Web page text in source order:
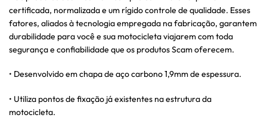
certificada, normalizada e um rígido controle de qualidade. Esses
fatores, aliados à tecnologia empregada na fabricação, garantem
durabilidade para você e sua motocicleta viajarem com toda
segurança e confiabilidade que os produtos Scam oferecem.
• Desenvolvido em chapa de aço carbono 1,9mm de espessura.
• Utiliza pontos de fixação já existentes na estrutura da
motocicleta.